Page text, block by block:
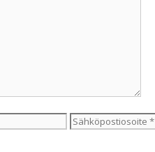
Sähköpostiosoite